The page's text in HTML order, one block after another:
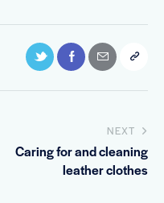
NEXT
Caring for and cleaning
leather clothes